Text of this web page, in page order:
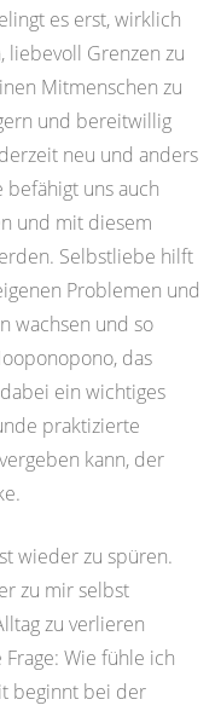
es erst, wirklich
liebevoll Grenzen zu
Mitmenschen zu
und bereitwillig
neu und anders
uns auch
und mit diesem
Selbstliebe hilft
Problemen und
wachsen und so
das
ein wichtiges
praktizierte
kann, der
wieder zu spüren.
zu mir selbst
zu verlieren
Wie fühle ich
beginnt bei der